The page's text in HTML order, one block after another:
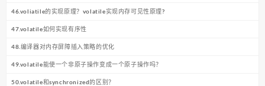
46.voliatile的实现原理？volatile实现内存可见性原理?
47.volatile如何实现有序性
48.编译器对内存屏障插入策略的优化
49.volatile能使一个非原子操作变成一个原子操作吗？
50.volatile和synchronized的区别？